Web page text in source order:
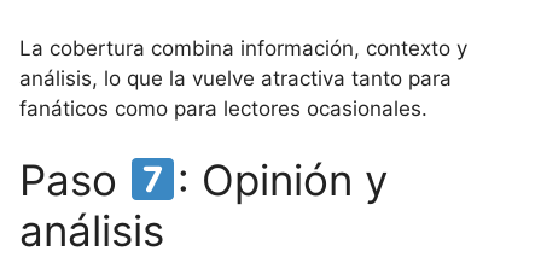
La cobertura combina información, contexto y
análisis, lo que la vuelve atractiva tanto para
fanáticos como para lectores ocasionales.
Paso
: Opinión y
análisis